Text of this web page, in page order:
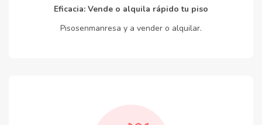
Eficacia: Vende o alquila rápido tu piso
Pisosenmanresa y a vender o alquilar.